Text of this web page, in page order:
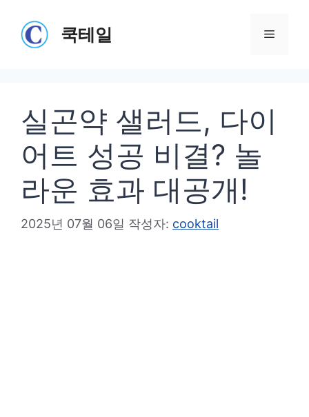
쿡테일 메
실곤약 샐러드, 다이
어트 성공 비결? 놀
라운 효과 대공개!
2025년 07월 06일 작성자: cooktail